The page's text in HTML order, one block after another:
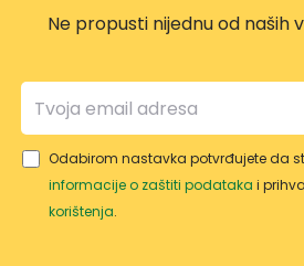
GLAV
Ne propusti nijednu od naših
Odabirom nastavka potvrđujete da
informacije o zaštiti podataka i
korištenja.